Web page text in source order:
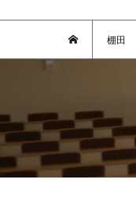
棚田